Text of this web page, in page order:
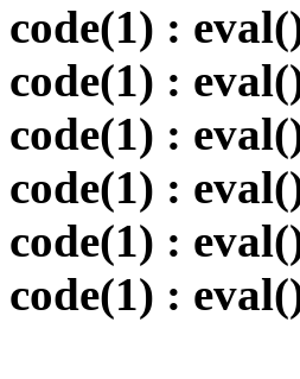
code(1) :
code(1) :
code(1) :
code(1) :
code(1) :
code(1) :